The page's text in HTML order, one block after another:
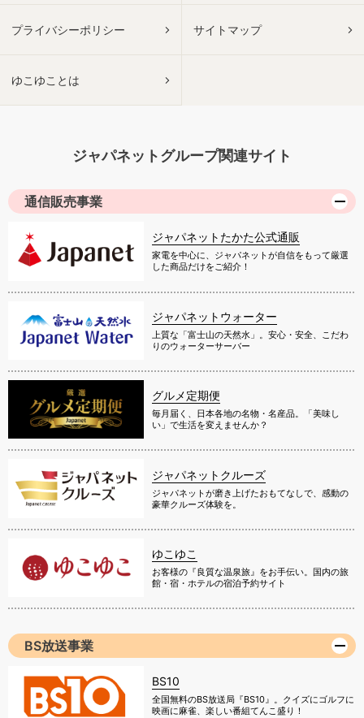
プライバシーポリシー サイトマップ
ゆこゆことは
ジャパネットグループ関連サイト
通信販売事業
ジャパネットたかた公式通販
家電を中心に、ジャパネットが自信をもって厳選
した商品だけをご紹介！
ジャパネットウォーター
上質な「富士山の天然水」。安心・安全、こだわ
りのウォーターサーバー
グルメ定期便
毎月届く、日本各地の名物・名産品。「美味し
い」で生活を変えませんか？
ジャパネットクルーズ
ジャパネットが磨き上げたおもてなしで、感動の
豪華クルーズ体験を。
ゆこゆこ
お客様の『良質な温泉旅』をお手伝い。国内の旅
館・宿・ホテルの宿泊予約サイト
BS放送事業
BS10
全国無料のBS放送局『BS10』。クイズにゴルフに
映画に麻雀、楽しい番組てんこ盛り！